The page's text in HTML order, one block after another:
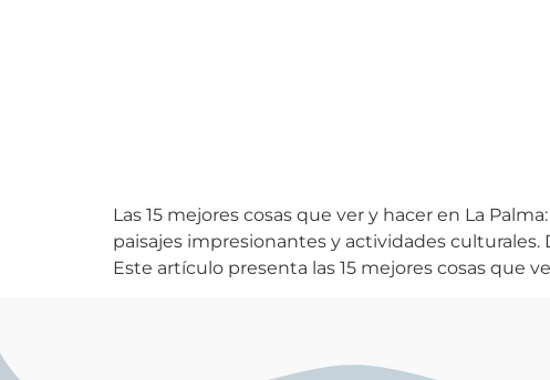
Las 15 mejores cosas que ver y hacer en La
paisajes impresionantes y actividades
Este artículo presenta las 15 mejores cosas que